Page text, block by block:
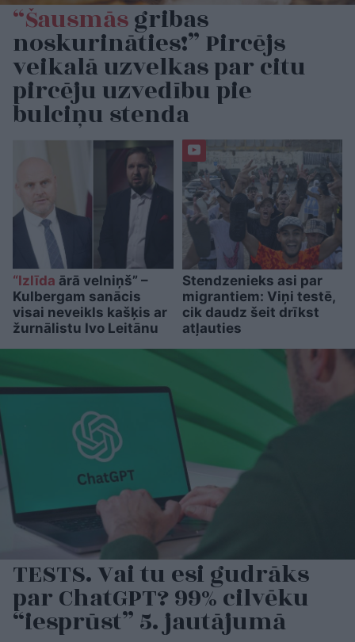
“Šausmāsgribas
noskurināties!” Pircējs
veikalā uzvelkas par citu
pircēju uzvedību pie
bulciņu stenda
“Izlīda ārā velniņš” –
Kulbergam sanācis
visai neveikls kašķis ar
žurnālistu Ivo Leitānu
Stendzenieks asi par
migrantiem: Viņi testē,
cik daudz šeit drīkst
atļauties
TESTS. Vai tu esi gudrāks
par ChatGPT? 99% cilvēku
“iesprūst” 5. jautājumā